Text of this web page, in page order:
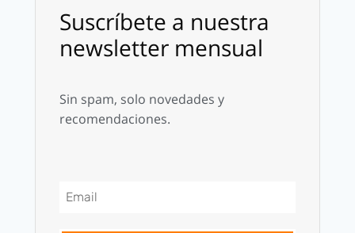
Suscríbete a nuestra
newsletter mensual
Sin spam, solo novedades y
recomendaciones.